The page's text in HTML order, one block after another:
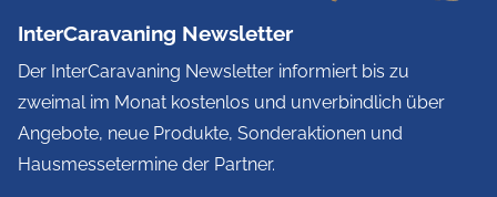
InterCaravaning Newsletter
Der InterCaravaning Newsletter informiert bis zu
zweimal im Monat kostenlos und unverbindlich über
Angebote, neue Produkte, Sonderaktionen und
Hausmessetermine der Partner.